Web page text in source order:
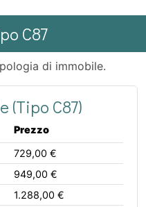
C87
di immobile.
(Tipo C87)
Prezzo
729,00 €
949,00 €
1.288,00 €